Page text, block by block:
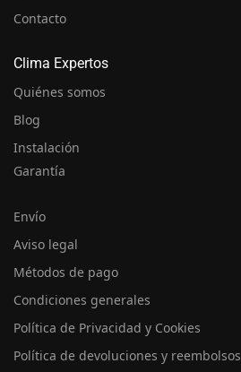
Contacto
Clima Expertos
Quiénes somos
Blog
Instalación
Garantía
Envío
Aviso legal
Métodos de pago
Condiciones generales
Política de Privacidad y Cookies
Política de devoluciones y reembolsos